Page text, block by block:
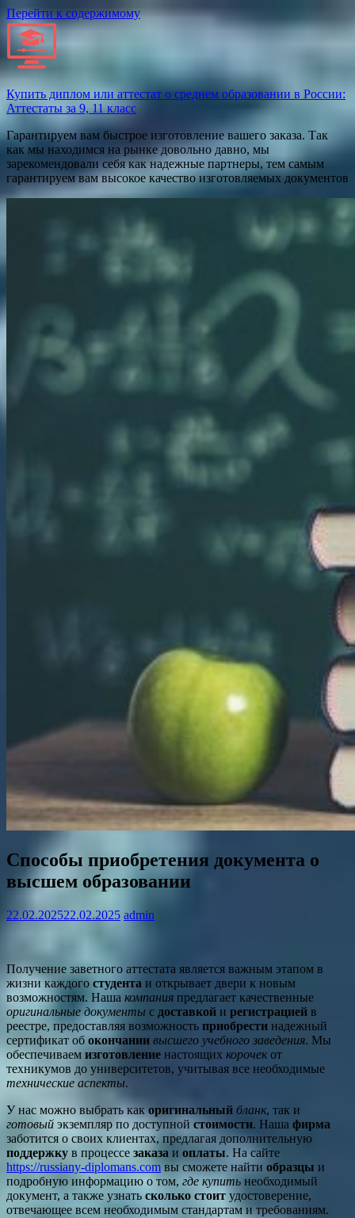
Перейти к содержимому
Купить диплом или аттестат о среднем образовании в России:
Аттестаты за 9, 11 класс
Гарантируем вам быстрое изготовление вашего заказа. Так
как мы находимся на рынке довольно давно, мы
зарекомендовали себя как надежные партнеры, тем самым
гарантируем вам высокое качество изготовляемых документов
Способы приобретения документа о
высшем образовании
22.02.202522.02.2025 admin
Получение заветного аттестата является важным этапом в
жизни каждого студента и открывает двери к новым
возможностям. Наша компания предлагает качественные
оригинальные документы с доставкой и регистрацией в
реестре, предоставляя возможность приобрести надежный
сертификат об окончании высшего учебного заведения. Мы
обеспечиваем изготовление настоящих корочекот
техникумов до университетов, учитывая все необходимые
технические аспекты.
У нас можно выбрать какоригинальный бланк, так и
готовый экземпляр по доступной стоимости. Наша фирма
заботится о своих клиентах, предлагая дополнительную
поддержку в процессе заказа и оплаты. На сайте
https://russiany-diplomans.com вы сможете найти образцы и
подробную информацию о том, где купить необходимый
документ, а также узнать сколько стоит удостоверение,
отвечающее всем необходимым стандартам и требованиям.